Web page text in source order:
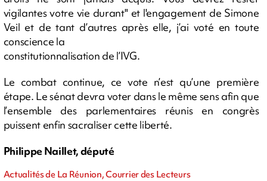
vigilantes votre vie durant" et l'engagement de Simone
Veil et de tant d’autres après elle, j’ai voté en toute
conscience la
constitutionnalisation de l’IVG.
Le combat continue, ce vote n’est qu’une première
étape. Le sénat devra voter dans le même sens afin que
l’ensemble des parlementaires réunis en congrès
puissent enfin sacraliser cette liberté.
Philippe Naillet, député
Actualités de La Réunion, Courrier des Lecteurs